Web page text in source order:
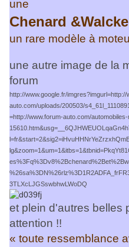
une
Chenard
un rare modèle à
une autre image de la
forum
http://www.google.fr/imgres?imgurl=http://
auto.com/uploads/200503/
=http://www.forum-auto.com/
3TLXcLJGSswbhwLWoDQ
et plein d'autres belles
attention !!
« toute ressemblance